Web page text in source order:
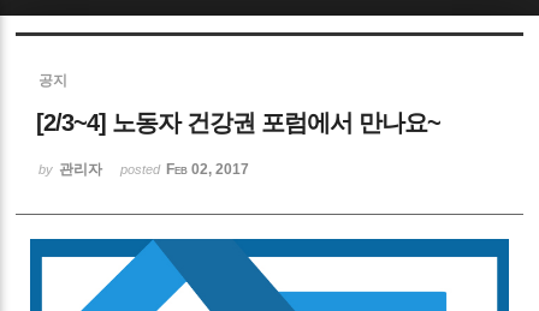
공지
[2/3~4] 노동자 건강권 포럼에서 만나요~
by 관리자 posted Feb 02, 2017
Sketchbook5, 스케치북5
Sketchbook5, 스케치북5